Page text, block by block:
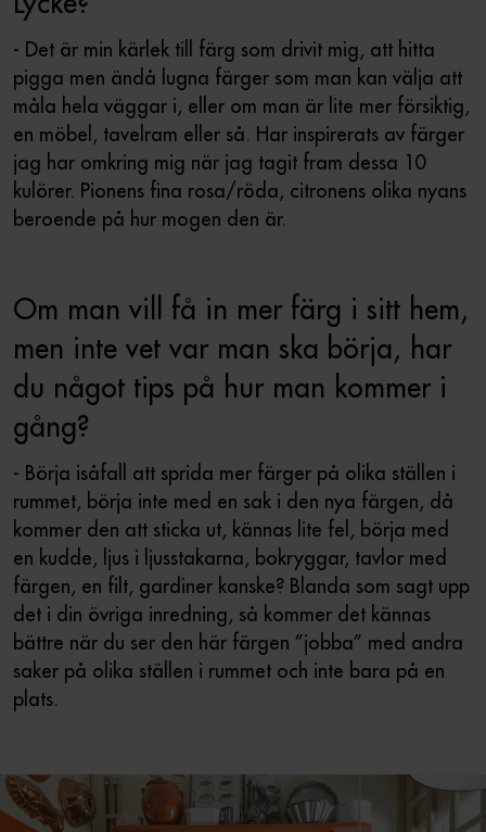
- Det är min kärlek till färg som drivit mig, att hitta
pigga men ändå lugna färger som man kan välja att
måla hela väggar i, eller om man är lite mer försiktig,
en möbel, tavelram eller så. Har inspirerats av färger
jag har omkring mig när jag tagit fram dessa 10
kulörer. Pionens fina rosa/röda, citronens olika nyans
beroende på hur mogen den är.
Om man vill få in mer färg i sitt hem,
men inte vet var man ska börja, har
du något tips på hur man kommer i
gång?
- Börja isåfall att sprida mer färger på olika ställen i
rummet, börja inte med en sak i den nya färgen, då
kommer den att sticka ut, kännas lite fel, börja med
en kudde, ljus i ljusstakarna, bokryggar, tavlor med
färgen, en filt, gardiner kanske? Blanda som sagt upp
det i din övriga inredning, så kommer det kännas
bättre när du ser den här färgen ”jobba” med andra
saker på olika ställen i rummet och inte bara på en
plats.